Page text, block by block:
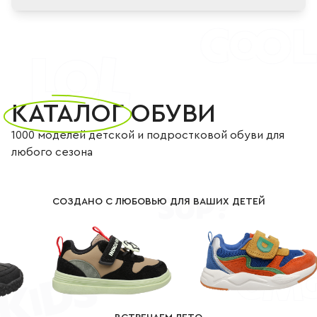
Каталог обуви
КАТАЛОГ ОБУВИ
1000 моделей детской и подростковой обуви для
любого сезона
СОЗДАНО С ЛЮБОВЬЮ ДЛЯ ВАШИХ ДЕТЕЙ
ПОДРОБНЕЕ
ЦВЕТ: (хаки / чёрный
РАЗМЕРЫ:25 - 29таблица
ПОЛ:
(для мальчика)
ПОДРОБНЕЕ
ЦВЕТ: (синий / рыжий
РАЗМЕРЫ:23 - 27 таблица
ПОЛ:
(для девочки)